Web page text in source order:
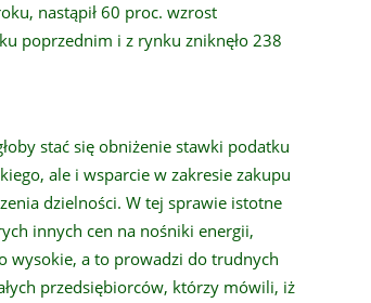
nastąpił 60 proc. wzrost
poprzednim i z rynku zniknęło 238
stać się obniżenie stawki podatku
ale i wsparcie w zakresie zakupu
dzielności. W tej sprawie istotne
innych cen na nośniki energii,
wysokie, a to prowadzi do trudnych
przedsiębiorców, którzy mówili, iż